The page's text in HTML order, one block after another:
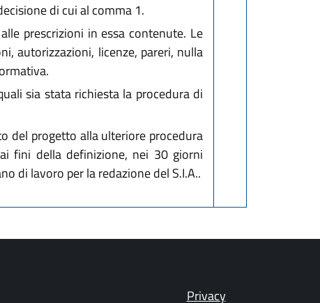
di cui al comma 1.
prescrizioni in essa contenute. Le
autorizzazioni, licenze, pareri, nulla
sia stata richiesta la procedura di
del progetto alla ulteriore procedura
fini della definizione, nei 30 giorni
di lavoro per la redazione del S.I.A..
Privacy